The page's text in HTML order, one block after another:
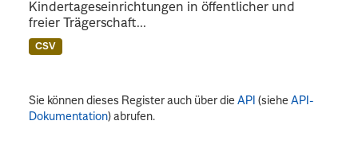
Kindertageseinrichtungen in öffentlicher und
freier Trägerschaft...
CSV
Sie können dieses Register auch über dieAPI (sieheAPI-
Dokumentation) abrufen.